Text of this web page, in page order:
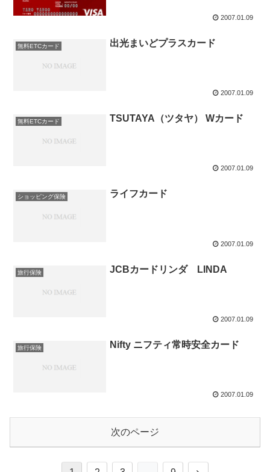
2007.01.09
無料ETCカード 出光まいどプラスカード
2007.01.09
無料ETCカード TSUTAYA（ツタヤ） Wカード
2007.01.09
ショッピング保険 ライフカード
2007.01.09
旅行保険 JCBカードリンダ LINDA
2007.01.09
旅行保険 Nifty ニフティ常時安全カード
2007.01.09
次のページ